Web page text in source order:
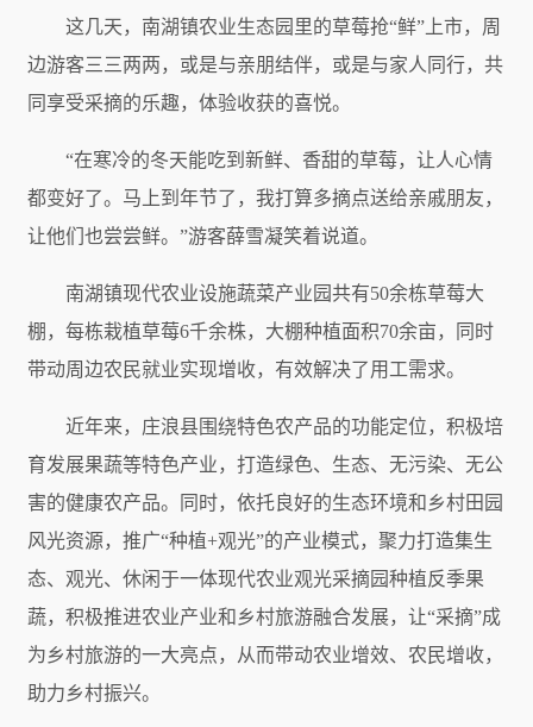
这几天，南湖镇农业生态园里的草莓抢“鲜”上市，周
边游客三三两两，或是与亲朋结伴，或是与家人同行，共
同享受采摘的乐趣，体验收获的喜悦。
“在寒冷的冬天能吃到新鲜、香甜的草莓，让人心情
都变好了。马上到年节了，我打算多摘点送给亲戚朋友，
让他们也尝尝鲜。”游客薛雪凝笑着说道。
南湖镇现代农业设施蔬菜产业园共有50余栋草莓大
棚，每栋栽植草莓6千余株，大棚种植面积70余亩，同时
带动周边农民就业实现增收，有效解决了用工需求。
近年来，庄浪县围绕特色农产品的功能定位，积极培
育发展果蔬等特色产业，打造绿色、生态、无污染、无公
害的健康农产品。同时，依托良好的生态环境和乡村田园
风光资源，推广“种植+观光”的产业模式，聚力打造集生
态、观光、休闲于一体现代农业观光采摘园种植反季果
蔬，积极推进农业产业和乡村旅游融合发展，让“采摘”成
为乡村旅游的一大亮点，从而带动农业增效、农民增收，
助力乡村振兴。